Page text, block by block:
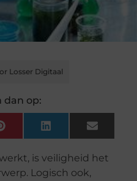
Losser Digitaal
dan op:
Pinterest LinkedIn Email
is veiligheid het
Logisch ook,